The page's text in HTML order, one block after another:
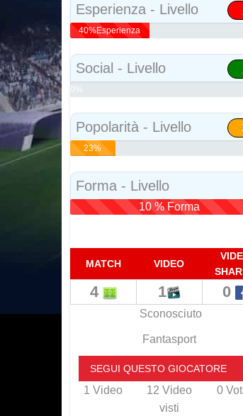
Esperienza - Livello
40%Esperienza
Social - Livello
0%
Popolarità - Livello
23%
Forma - Livello
10 % Forma
MATCH VIDEO
4 1 0
Sconosciuto
Fantasport
SEGUI QUESTO GIOCATORE
1 Video 12 Video
visti
0